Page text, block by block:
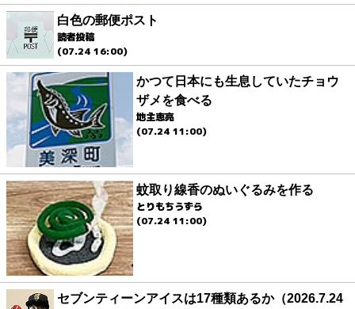
白色の郵便ポスト
読者投稿
(07.24 16:00)
かつて日本にも生息していたチョウ
ザメを食べる
地主恵亮
(07.24 11:00)
蚊取り線香のぬいぐるみを作る
とりもちうずら
(07.24 11:00)
セブンティーンアイスは17種類あるか（2026.7.24